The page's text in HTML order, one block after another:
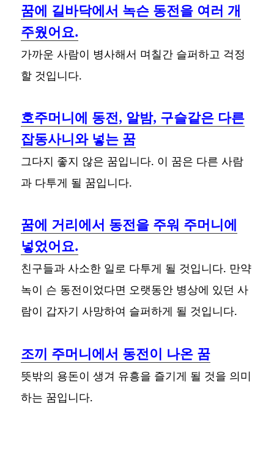
꿈에 길바닥에서 녹슨 동전을 여러 개
주웠어요.
가까운 사람이 병사해서 며칠간 슬퍼하고 걱정
할 것입니다.
호주머니에 동전, 알밤, 구슬같은 다른
잡동사니와 넣는 꿈
그다지 좋지 않은 꿈입니다. 이 꿈은 다른 사람
과 다투게 될 꿈입니다.
꿈에 거리에서 동전을 주워 주머니에
넣었어요.
친구들과 사소한 일로 다투게 될 것입니다. 만약
녹이 슨 동전이었다면 오랫동안 병상에 있던 사
람이 갑자기 사망하여 슬퍼하게 될 것입니다.
조끼 주머니에서 동전이 나온 꿈
뜻밖의 용돈이 생겨 유흥을 즐기게 될 것을 의미
하는 꿈입니다.